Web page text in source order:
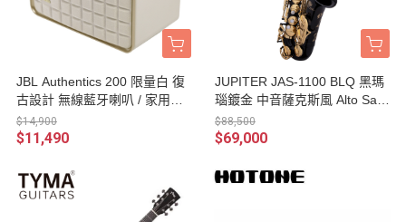
JBL Authentics 200 限量白 復
古設計 無線藍牙喇叭 / 家用語
音串流藍牙音響 台灣公司貨
$14,900
$11,490
JUPITER JAS-1100 BLQ 黑瑪
瑙鍍金 中音薩克斯風 Alto Sax
黑漆特殊色 附法國BAM樂器盒
台灣公司貨
$88,500
$69,000